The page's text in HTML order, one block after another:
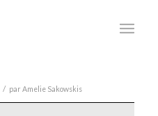
/ par Amelie Sakowskis